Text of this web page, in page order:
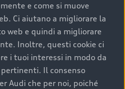
una documentazione
certifica una manutenzione
e degli interni: una
cura e attenzione del
e come si muove
Ci aiutano a migliorare la
web e quindi a migliorare
Inoltre, questi cookie ci
i tuoi interessi in modo da
Il consenso
Audi che per noi, poiché